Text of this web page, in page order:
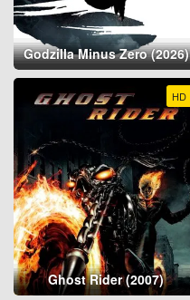
Godzilla Minus Zero (2026)
HD
Ghost Rider (2007)